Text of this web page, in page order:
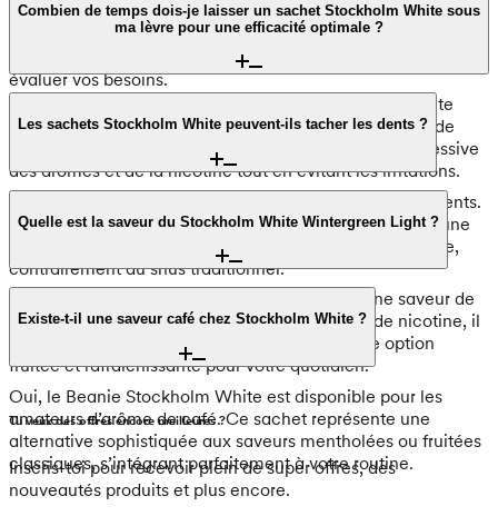
commencer par les produits Stockholm White affichant 4
mg de nicotine par sachet. Ce dosage correspond à notre
niveau Light et constitue un excellent point de départ pour
évaluer vos besoins.
Combien de temps dois-je laisser un sachet Stockholm White sous
ma lèvre pour une efficacité optimale ?
Nous préconisons de garder un sachet Stockholm White
entre 15 et 30 minutes sous la lèvre. Il est déconseillé de
mâcher le sachet afin de garantir une libération progressive
des arômes et de la nicotine tout en évitant les irritations.
Les sachets Stockholm White peuvent-ils tacher les dents ?
Non, les sachets Stockholm White ne tachent pas les dents.
Étant entièrement blancs et sans tabac, ils permettent une
utilisation sereine sans impact sur l’éclat de votre sourire,
contrairement au snus traditionnel.
Quelle est la saveur du Stockholm White Wintergreen Light ?
Le Stockholm White Wintergreen Light offre une saveur de
pomme distinctive. Avec son dosage de 4 mg de nicotine, il
appartient à la catégorie Light, constituant une option
fruitée et rafraîchissante pour votre quotidien.
Existe-t-il une saveur café chez Stockholm White ?
Oui, le Beanie Stockholm White est disponible pour les
amateurs d’arôme de café. Ce sachet représente une
alternative sophistiquée aux saveurs mentholées ou fruitées
classiques, s’intégrant parfaitement à votre routine.
Tu veux des offres encore meilleures ?
Inscris-toi pour recevoir plein de super offres, des
nouveautés produits et plus encore.